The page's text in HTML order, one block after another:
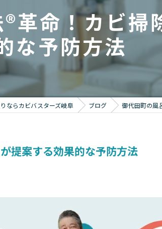
革命！カビ掃
な予防方法
ならカビバスターズ岐阜 ブログ 御代田町の風
提案する効果的な予防方法